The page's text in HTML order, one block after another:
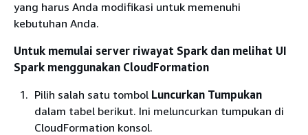
yang harus Anda modifikasi untuk memenuhi
kebutuhan Anda.
Untuk memulai server riwayat Spark dan melihat UI
Spark menggunakan CloudFormation
Pilih salah satu tombol Luncurkan Tumpukan
dalam tabel berikut. Ini meluncurkan tumpukan di
CloudFormation konsol.